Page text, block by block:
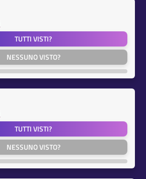
TUTTI VISTI?
NESSUNO VISTO?
TUTTI VISTI?
NESSUNO VISTO?